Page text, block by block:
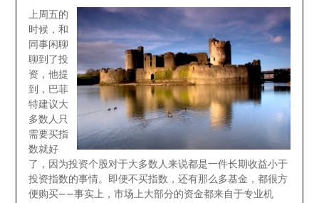
上周五的
时候，和
同事闲聊
聊到了投
资，他提
到，巴菲
特建议大
多数人只
需要买指
数就好
了，因为投资个股对于大多数人来说都是一件长期收益小于
投资指数的事情。即便不买指数，还有那么多基金，都很方
便购买——事实上，市场上大部分的资金都来自于专业机